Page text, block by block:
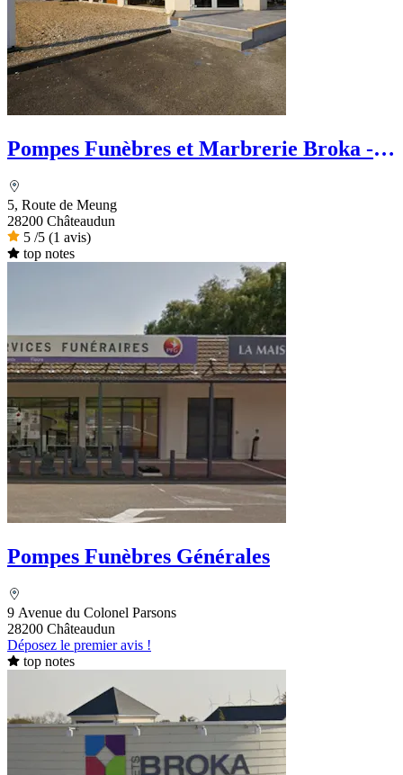
Pompes Funèbres et Marbrerie Broka -
5, Route de Meung
28200 Châteaudun
5 /5 (1 avis)
top notes
Pompes Funèbres Générales
9 Avenue du Colonel Parsons
28200 Châteaudun
Déposez le premier avis !
top notes